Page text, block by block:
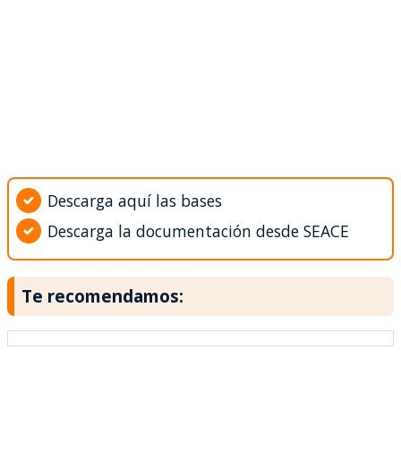
Descarga aquí las bases
Descarga la documentación desde SEACE
Te recomendamos: